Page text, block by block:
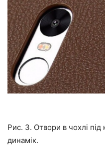
Рис. 3. Отвори в чохлі під
динамік.